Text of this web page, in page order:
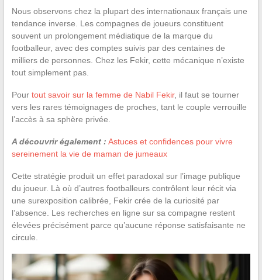
Nous observons chez la plupart des internationaux français une
tendance inverse. Les compagnes de joueurs constituent
souvent un prolongement médiatique de la marque du
footballeur, avec des comptes suivis par des centaines de
milliers de personnes. Chez les Fekir, cette mécanique n’existe
tout simplement pas.
Pour tout savoir sur la femme de Nabil Fekir, il faut se tourner
vers les rares témoignages de proches, tant le couple verrouille
l’accès à sa sphère privée.
A découvrir également : Astuces et confidences pour vivre
sereinement la vie de maman de jumeaux
Cette stratégie produit un effet paradoxal sur l’image publique
du joueur. Là où d’autres footballeurs contrôlent leur récit via
une surexposition calibrée, Fekir crée de la curiosité par
l’absence. Les recherches en ligne sur sa compagne restent
élevées précisément parce qu’aucune réponse satisfaisante ne
circule.